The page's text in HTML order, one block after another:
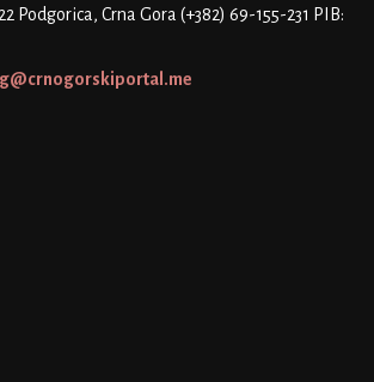
Podgorica, Crna Gora (+382) 69-155-231 PIB: